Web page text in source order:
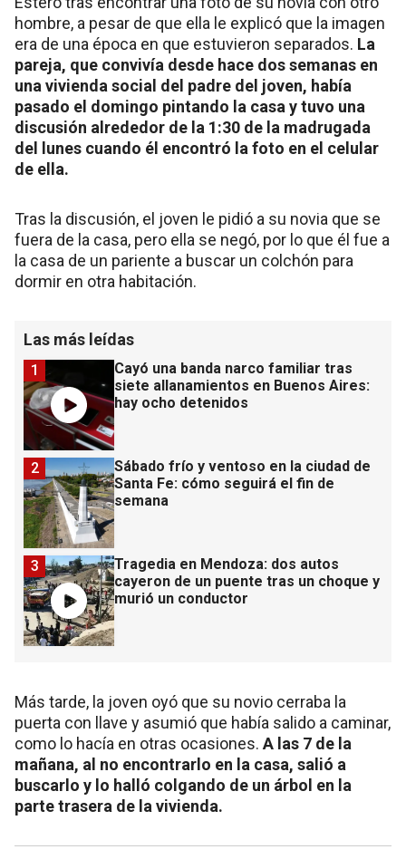
hombre, a pesar de que ella le explicó que la imagen
era de una época en que estuvieron separados. La
pareja, que convivía desde hace dos semanas en
una vivienda social del padre del joven, había
pasado el domingo pintando la casa y tuvo una
discusión alrededor de la 1:30 de la madrugada
del lunes cuando él encontró la foto en el celular
de ella.
Tras la discusión, el joven le pidió a su novia que se
fuera de la casa, pero ella se negó, por lo que él fue a
la casa de un pariente a buscar un colchón para
dormir en otra habitación.
Las más leídas
Cayó una banda narco familiar tras
siete allanamientos en Buenos Aires:
hay ocho detenidos
1
Sábado frío y ventoso en la ciudad de
Santa Fe: cómo seguirá el fin de
semana
2
Tragedia en Mendoza: dos autos
cayeron de un puente tras un choque y
murió un conductor
3
Más tarde, la joven oyó que su novio cerraba la
puerta con llave y asumió que había salido a caminar,
como lo hacía en otras ocasiones. A las 7 de la
mañana, al no encontrarlo en la casa, salió a
buscarlo y lo halló colgando de un árbol en la
parte trasera de la vivienda.